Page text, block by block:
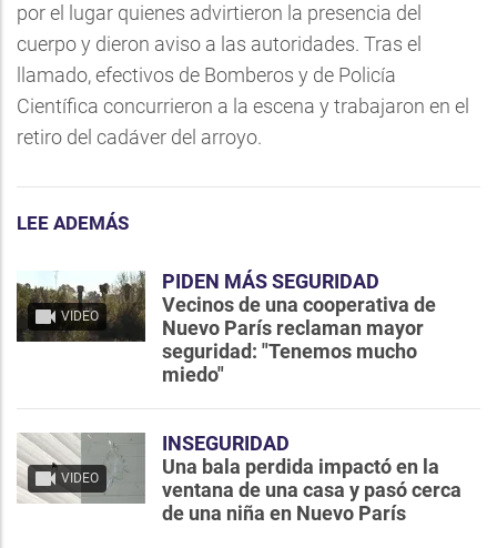
por el lugar quienes advirtieron la presencia del
cuerpo y dieron aviso a las autoridades. Tras el
llamado, efectivos de Bomberos y de Policía
Científica concurrieron a la escena y trabajaron en el
retiro del cadáver del arroyo.
LEE ADEMÁS
VIDEO
PIDEN MÁS SEGURIDAD
Vecinos de una cooperativa de
Nuevo París reclaman mayor
seguridad: "Tenemos mucho
miedo"
VIDEO
INSEGURIDAD
Una bala perdida impactó en la
ventana de una casa y pasó cerca
de una niña en Nuevo París